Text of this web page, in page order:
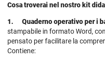
Cosa troverai nel nostro kit
1. Quaderno operativo per i
stampabile in formato Word,
pensato per facilitare la
Contiene: